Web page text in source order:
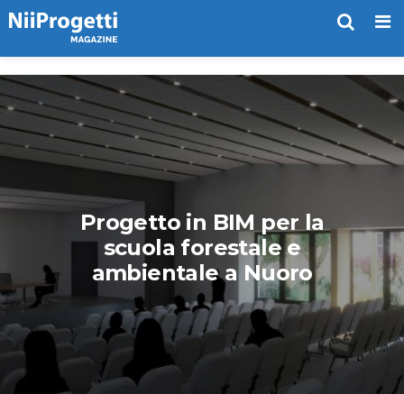
Progetto in BIM per la
scuola forestale e
ambientale a Nuoro